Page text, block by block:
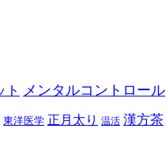
ト メンタルコントロール
東洋医学 正月太り 温活 漢方茶